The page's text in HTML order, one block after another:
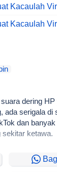
Kacaulah
Kacaulah
dering
ada serigala di
dan
sekitar ketawa.